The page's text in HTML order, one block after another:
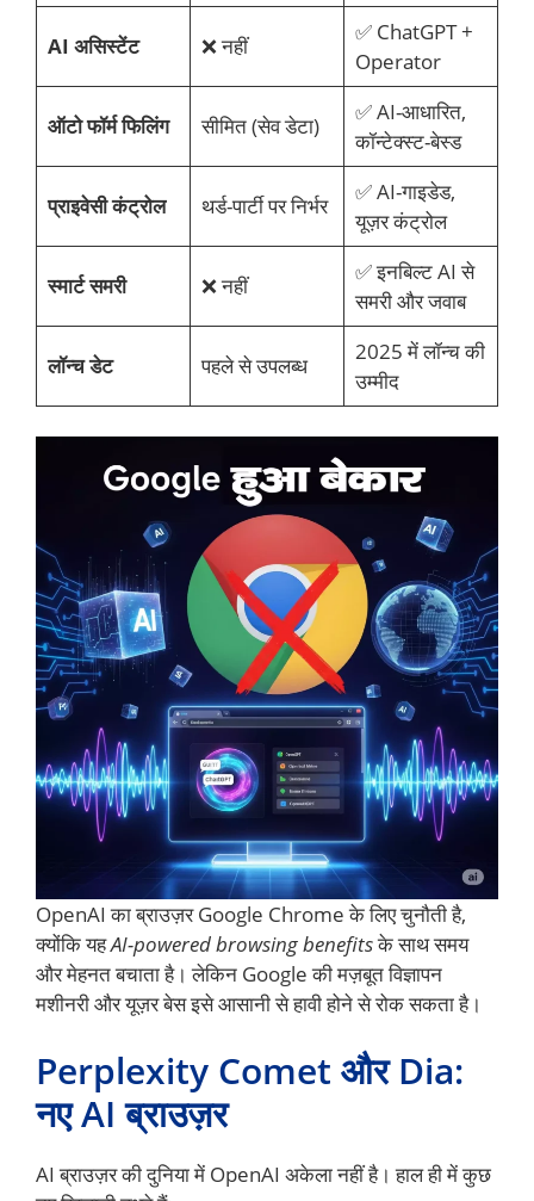
AI असिस्टेंट ❌ नहीं
✅ ChatGPT +
Operator
ऑटो फॉर्म फिलिंग सीमित (सेव डेटा)
✅ AI-आधारित,
कॉन्टेक्स्ट-बेस्ड
प्राइवेसी कंट्रोल थर्ड-पार्टी पर निर्भर
✅ AI-गाइडेड,
यूज़र कंट्रोल
स्मार्ट समरी ❌ नहीं
✅ इनबिल्ट AI से
समरी और जवाब
लॉन्च डेट पहले से उपलब्ध
2025 में लॉन्च की
उम्मीद
OpenAI का ब्राउज़र Google Chrome के लिए चुनौती है,
क्योंकि यहAI-powered browsing benefitsके साथ समय
और मेहनत बचाता है। लेकिन Google की मज़बूत विज्ञापन
मशीनरी और यूज़र बेस इसे आसानी से हावी होने से रोक सकता है।
Perplexity Comet और Dia:
नए AI ब्राउज़र
AI ब्राउज़र की दुनिया में OpenAI अकेला नहीं है। हाल ही में कुछ